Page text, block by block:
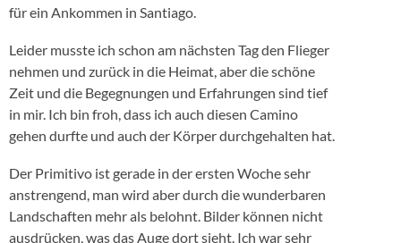
für ein Ankommen in Santiago.
Leider musste ich schon am nächsten Tag den Flieger
nehmen und zurück in die Heimat, aber die schöne
Zeit und die Begegnungen und Erfahrungen sind tief
in mir. Ich bin froh, dass ich auch diesen Camino
gehen durfte und auch der Körper durchgehalten hat.
Der Primitivo ist gerade in der ersten Woche sehr
anstrengend, man wird aber durch die wunderbaren
Landschaften mehr als belohnt. Bilder können nicht
ausdrücken, was das Auge dort sieht. Ich war sehr